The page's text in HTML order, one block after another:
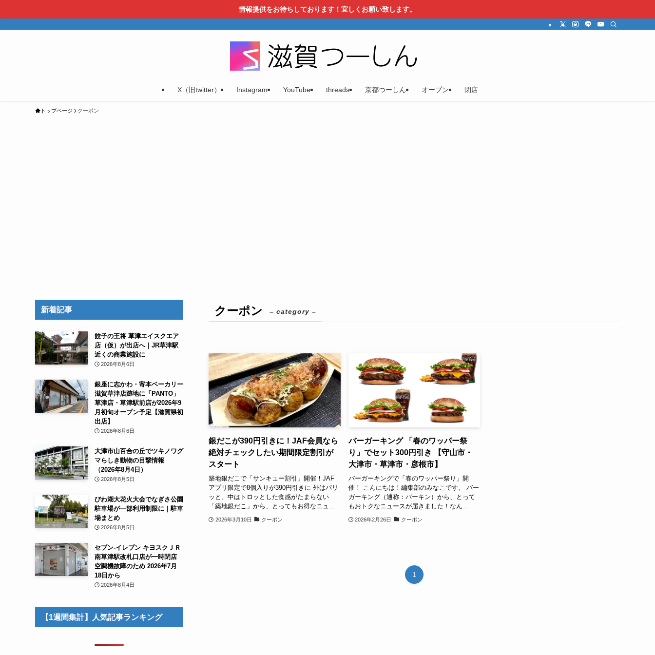
情報提供をお待ちしております！宜しくお願い致します。
X（旧twitter） Instagram YouTube threads 京都つーしん オープン 閉店
トップページ クーポン
クーポン – category –
銀だこが390円引きに！JAF会員なら
絶対チェックしたい期間限定割引が
スタート
築地銀だこで「サンキュー割引」開催！JAF
アプリ限定で8個入りが390円引きに 外はパリ
ッと、中はトロッとした食感がたまらない
「築地銀だこ」から、とってもお得なニュ...
2026年3月10日 クーポン
バーガーキング 「春のワッパー祭
り」でセット300円引き 【守山市・
大津市・草津市・彦根市】
バーガーキングで「春のワッパー祭り」開
催！ こんにちは！編集部のみなこです。 バー
ガーキング（通称：バーキン）から、とって
もおトクなニュースが届きました！なん...
2026年2月26日 クーポン
1
新着記事
餃子の王将 草津エイスクエア
店（仮）が出店へ｜JR草津駅
近くの商業施設に
2026年8月6日
銀座に志かわ・寄本ベーカリー
滋賀草津店跡地に「PANTO」
草津店・草津駅前店が2026年9
月初旬オープン予定【滋賀県初
出店】
2026年8月6日
大津市山百合の丘でツキノワグ
マらしき動物の目撃情報
（2026年8月4日）
2026年8月5日
びわ湖大花火大会でなぎさ公園
駐車場が一部利用制限に｜駐車
場まとめ
2026年8月5日
セブン-イレブン キヨスクＪＲ
南草津駅改札口店が一時閉店
空調機故障のため 2026年7月
18日から
2026年8月4日
【1週間集計】人気記事ランキング